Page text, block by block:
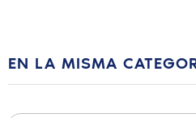
EN LA MISMA